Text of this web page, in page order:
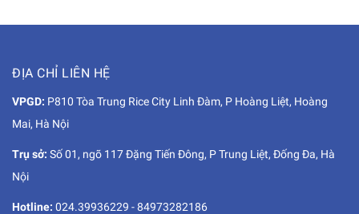
ĐỊA CHỈ LIÊN HỆ
VPGD: P810 Tòa Trung Rice City Linh Đàm, P Hoàng Liệt, Hoàng
Mai, Hà Nội
Trụ sở: Số 01, ngõ 117 Đặng Tiến Đông, P Trung Liệt, Đống Đa, Hà
Nội
Hotline: 024.39936229 -84973282186